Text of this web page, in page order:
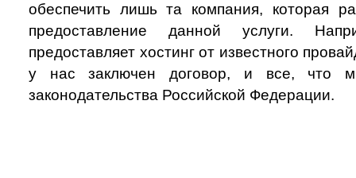
обеспечить лишь та компания, которая
предоставление данной услуги.
предоставляет хостинг от известного
у нас заключен договор, и все, что
законодательства Российской Федерации.